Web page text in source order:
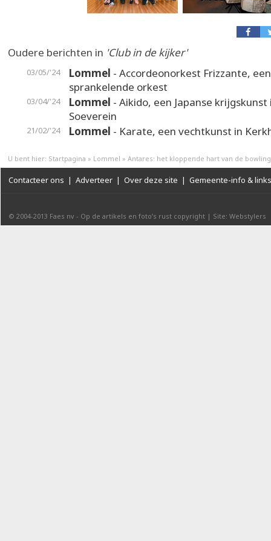
Oudere berichten in 'Club in de kijker'
03/05/'24 Lommel - Accordeonorkest Frizzante, een
sprankelende orkest
03/04/'24 Lommel - Aikido, een Japanse krijgskunst
Soeverein
21/02/'24 Lommel - Karate, een vechtkunst in
U bent hier: Startpagina » Lommel » Antares: het kloppende hart van de
Contacteer ons | Adverteer | Over deze site | Gemeente-info & links
© 2004-2013 Faes nv - Op de artikels en foto’s rust copyright | Site: Webstylers